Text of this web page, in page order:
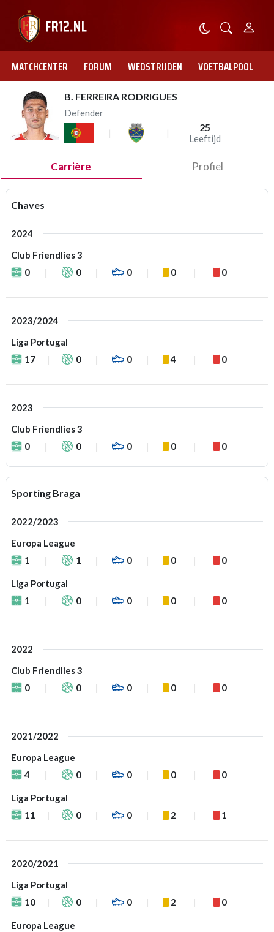
MATCHCENTER FORUM WEDSTRIJDEN VOETBALPOOL
B. FERREIRA RODRIGUES
Defender
25
Leeftijd
Carrière Profiel
Chaves
2024
Club Friendlies 3
0
0 0 0 0
2023/2024
Liga Portugal
17
0 0 4 0
2023
Club Friendlies 3
0
0 0 0 0
Sporting Braga
2022/2023
Europa League
1
1 0 0 0
Liga Portugal
1
0 0 0 0
2022
Club Friendlies 3
0
0 0 0 0
2021/2022
Europa League
4
0 0 0 0
Liga Portugal
11
0 0 2 1
2020/2021
Liga Portugal
10
0 0 2 0
Europa League